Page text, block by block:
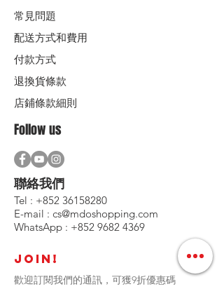
常見問題
配送方式和費用
付款方式
退換貨條款
店鋪條款細則
Follow us
聯絡我們
Tel : +852 36158280
E-mail : cs@mdoshopping.com
WhatsApp : +852 9682 4369
JOIN!
歡迎訂閱我們的通訊，可獲9折優惠碼